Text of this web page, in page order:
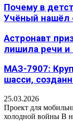
Почему в
Учёный нашёл
Астронавт
лишила речи и
МАЗ-7907:
шасси,
25.03.2026
Проект для
холодной войны В